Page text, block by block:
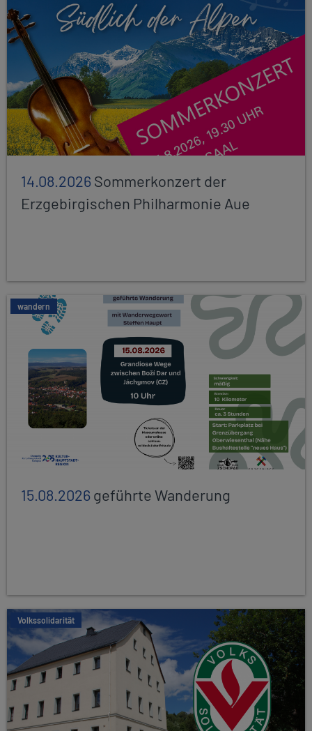
14.08.2026Sommerkonzert der
Erzgebirgischen Philharmonie Aue
wandern
15.08.2026geführte Wanderung
Volkssolidarität